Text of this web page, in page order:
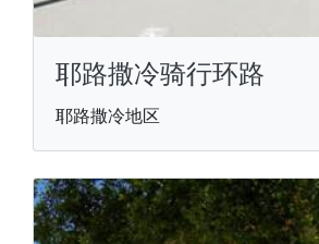
耶路撒冷骑行环路
耶路撒冷地区